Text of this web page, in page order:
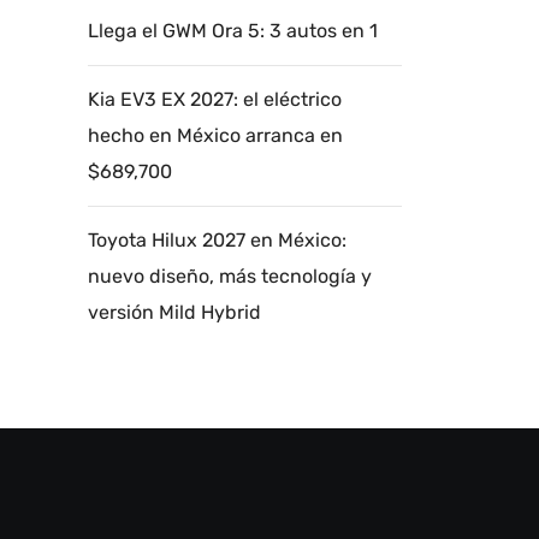
Llega el GWM Ora 5: 3 autos en 1
Kia EV3 EX 2027: el eléctrico
hecho en México arranca en
$689,700
Toyota Hilux 2027 en México:
nuevo diseño, más tecnología y
versión Mild Hybrid